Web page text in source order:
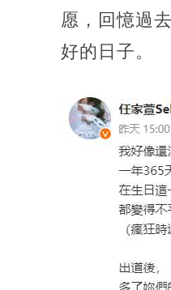
愿，回憶過
好的日子。